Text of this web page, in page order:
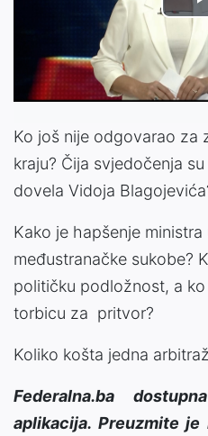
Ko još nije odgovarao za
kraju? Čija svjedočenja
dovela Vidoja
Kako je hapšenje ministra
međustranačke sukobe?
političku podložnost, a
torbicu za pritvor?
Koliko košta jedna
Federalna.ba
aplikacija. Preuzmite je